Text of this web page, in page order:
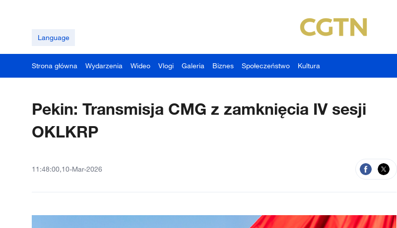
Language
Strona główna Wydarzenia Wideo Vlogi Galeria Biznes Społeczeństwo Kultura
Pekin: Transmisja CMG z zamknięcia IV sesji
OKLKRP
11:48:00,10-Mar-2026